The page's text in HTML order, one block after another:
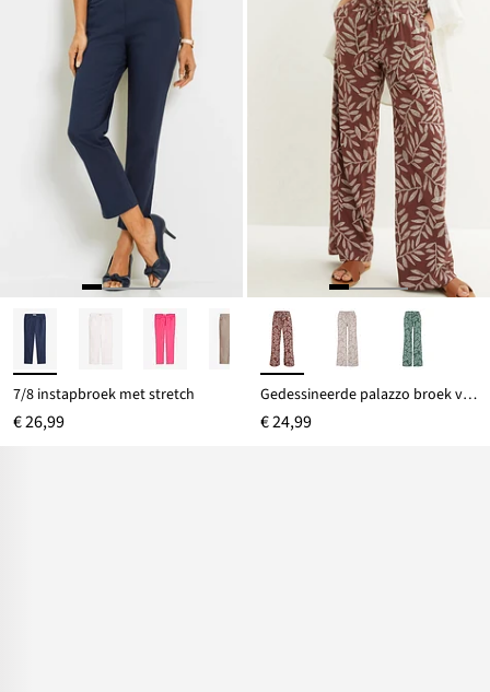
7/8 instapbroek met stretch
€ 26,99
Gedessineerde palazzo broek van soepele viscose
€ 24,99